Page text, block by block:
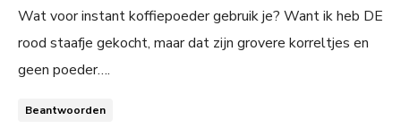
Wat voor instant koffiepoeder gebruik je? Want ik heb DE
rood staafje gekocht, maar dat zijn grovere korreltjes en
geen poeder….
Beantwoorden